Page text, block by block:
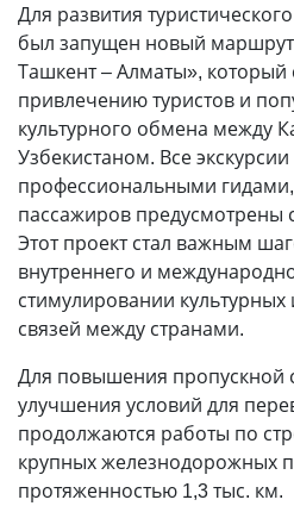
Для развития
был запущен новый маршрут
Ташкент – Алматы», который
привлечению туристов и
культурного обмена между
Узбекистаном. Все
профессиональными
пассажиров предусмотрены
Этот проект стал важным
внутреннего и
стимулировании
связей между странами.
Для повышения пропускной
улучшения условий для
продолжаются работы по
крупных железнодорожных
протяженностью 1,3 тыс. км.